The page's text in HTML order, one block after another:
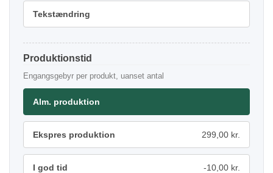
Tekstændring
Produktionstid
Engangsgebyr per produkt, uanset antal
Alm. produktion
Ekspres produktion 299,00 kr.
I god tid -10,00 kr.